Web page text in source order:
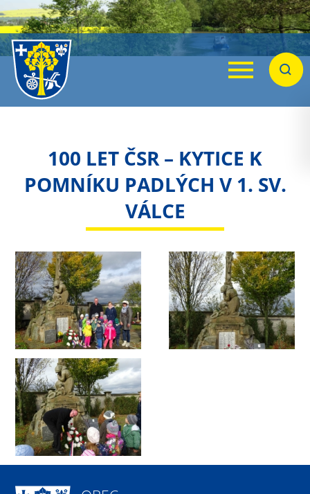
Menu
100 LET ČSR – KYTICE K
POMNÍKU PADLÝCH V 1. SV.
VÁLCE